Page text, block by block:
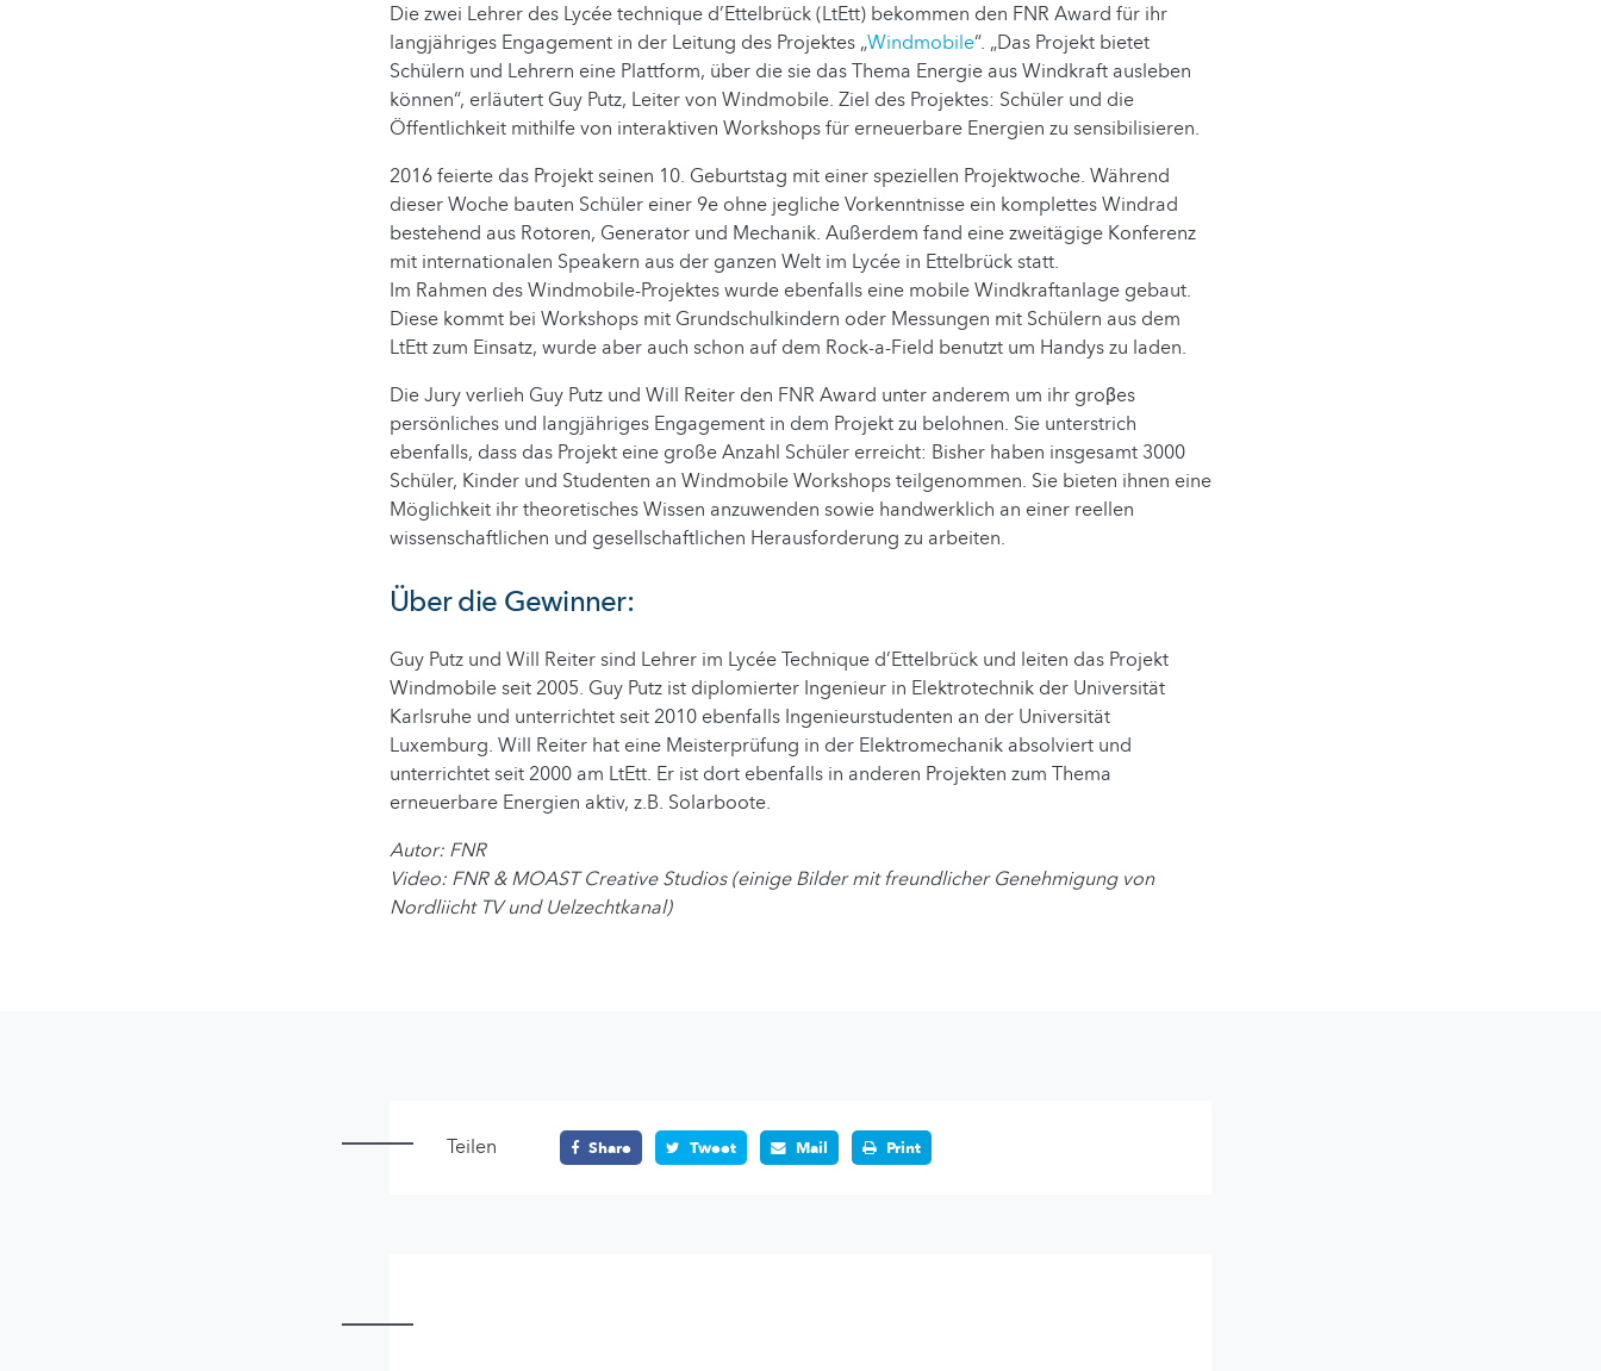
Die zwei Lehrer des Lycée technique d’Ettelbrück (LtEtt) bekommen den FNR Award für ihr
langjähriges Engagement in der Leitung des Projektes „Windmobile“. „Das Projekt bietet
Schülern und Lehrern eine Plattform, über die sie das Thema Energie aus Windkraft ausleben
können“, erläutert Guy Putz, Leiter von Windmobile. Ziel des Projektes: Schüler und die
Öffentlichkeit mithilfe von interaktiven Workshops für erneuerbare Energien zu sensibilisieren.
2016 feierte das Projekt seinen 10. Geburtstag mit einer speziellen Projektwoche. Während
dieser Woche bauten Schüler einer 9e ohne jegliche Vorkenntnisse ein komplettes Windrad
bestehend aus Rotoren, Generator und Mechanik. Außerdem fand eine zweitägige Konferenz
mit internationalen Speakern aus der ganzen Welt im Lycée in Ettelbrück statt.
Im Rahmen des Windmobile-Projektes wurde ebenfalls eine mobile Windkraftanlage gebaut.
Diese kommt bei Workshops mit Grundschulkindern oder Messungen mit Schülern aus dem
LtEtt zum Einsatz, wurde aber auch schon auf dem Rock-a-Field benutzt um Handys zu laden.
Die Jury verlieh Guy Putz und Will Reiter den FNR Award unter anderem um ihr groβes
persönliches und langjähriges Engagement in dem Projekt zu belohnen. Sie unterstrich
ebenfalls, dass das Projekt eine große Anzahl Schüler erreicht: Bisher haben insgesamt 3000
Schüler, Kinder und Studenten an Windmobile Workshops teilgenommen. Sie bieten ihnen eine
Möglichkeit ihr theoretisches Wissen anzuwenden sowie handwerklich an einer reellen
wissenschaftlichen und gesellschaftlichen Herausforderung zu arbeiten.
Über die Gewinner:
Guy Putz und Will Reiter sind Lehrer im Lycée Technique d’Ettelbrück und leiten das Projekt
Windmobile seit 2005. Guy Putz ist diplomierter Ingenieur in Elektrotechnik der Universität
Karlsruhe und unterrichtet seit 2010 ebenfalls Ingenieurstudenten an der Universität
Luxemburg. Will Reiter hat eine Meisterprüfung in der Elektromechanik absolviert und
unterrichtet seit 2000 am LtEtt. Er ist dort ebenfalls in anderen Projekten zum Thema
erneuerbare Energien aktiv, z.B. Solarboote.
Autor: FNR
Video: FNR & MOAST Creative Studios (einige Bilder mit freundlicher Genehmigung von
Nordliicht TV und Uelzechtkanal)
Teilen Share Tweet Mail Print